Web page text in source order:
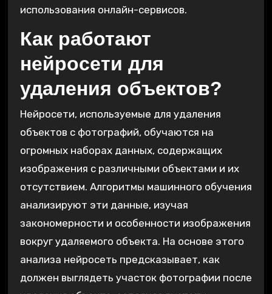
использования онлайн-сервисов.
Как работают
нейросети для
удаления объектов?
Нейросети, используемые для удаления
объектов с фотографий, обучаются на
огромных наборах данных, содержащих
изображения с различными объектами и их
отсутствием. Алгоритмы машинного обучения
анализируют эти данные, изучая
закономерности и особенности изображения
вокруг удаляемого объекта. На основе этого
анализа нейросеть предсказывает, как
должен выглядеть участок фотографии после